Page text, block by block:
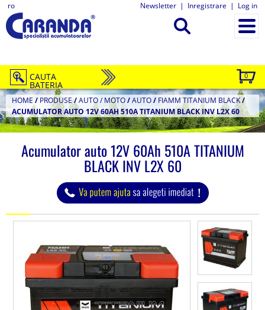
ro Newsletter | Inregistrare | Log in
0
CAUTA
BATERIA
HOME / PRODUSE/AUTO / MOTO/AUTO/ FIAMM TITANIUM BLACK/
ACUMULATOR AUTO 12V 60AH 510A TITANIUM BLACK INV L2X 60
Acumulator auto 12V 60Ah 510A TITANIUM
BLACK INV L2X 60